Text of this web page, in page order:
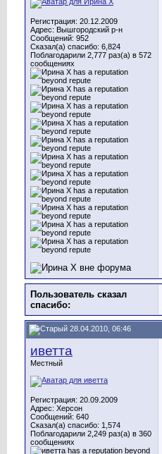
Регистрация: 20.12.2009
Адрес: Вышгородский р-н
Сообщений: 952
Сказал(а) спасибо: 6,824
Поблагодарили 2,777 раз(а) в 572
сообщениях
Пользователь сказал
cпасибо:
28.04.2010, 06:46
иветта
Местный
Регистрация: 20.09.2009
Адрес: Херсон
Сообщений: 640
Сказал(а) спасибо: 1,574
Поблагодарили 2,249 раз(а) в 360
сообщениях